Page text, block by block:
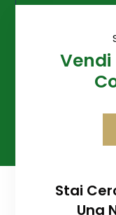
Vendi
Stai
Una